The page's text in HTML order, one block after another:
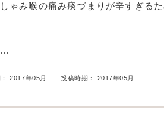
ゃみ喉の痛み痰づまりが辛すぎるた
2017年05月 投稿時期： 2017年05月